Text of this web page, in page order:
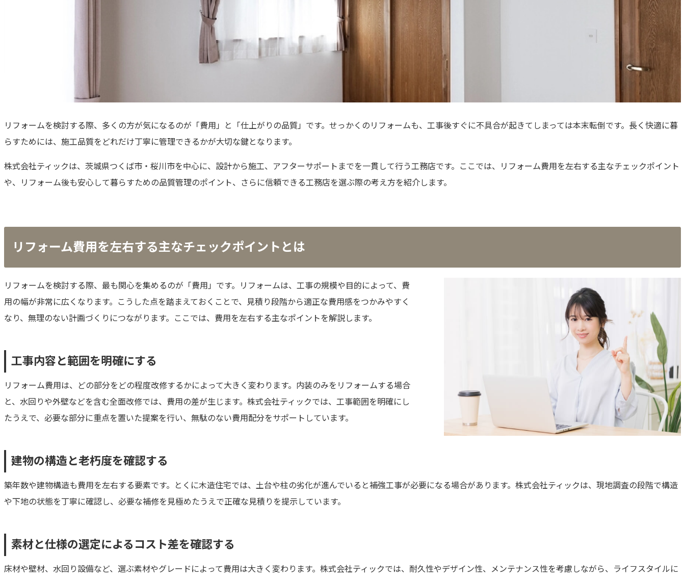
リフォームを検討する際、多くの方が気になるのが「費用」と「仕上がりの品質」です。せっかくのリフォームも、工事後すぐに不具合が起きてしまっては本末転倒です。長く快適に暮
らすためには、施工品質をどれだけ丁寧に管理できるかが大切な鍵となります。
株式会社ティックは、茨城県つくば市・桜川市を中心に、設計から施工、アフターサポートまでを一貫して行う工務店です。ここでは、リフォーム費用を左右する主なチェックポイント
や、リフォーム後も安心して暮らすための品質管理のポイント、さらに信頼できる工務店を選ぶ際の考え方を紹介します。
リフォーム費用を左右する主なチェックポイントとは
リフォームを検討する際、最も関心を集めるのが「費用」です。リフォームは、工事の規模や目的によって、費
用の幅が非常に広くなります。こうした点を踏まえておくことで、見積り段階から適正な費用感をつかみやすく
なり、無理のない計画づくりにつながります。ここでは、費用を左右する主なポイントを解説します。
工事内容と範囲を明確にする
リフォーム費用は、どの部分をどの程度改修するかによって大きく変わります。内装のみをリフォームする場合
と、水回りや外壁などを含む全面改修では、費用の差が生じます。株式会社ティックでは、工事範囲を明確にし
たうえで、必要な部分に重点を置いた提案を行い、無駄のない費用配分をサポートしています。
建物の構造と老朽度を確認する
築年数や建物構造も費用を左右する要素です。とくに木造住宅では、土台や柱の劣化が進んでいると補強工事が必要になる場合があります。株式会社ティックは、現地調査の段階で構造
や下地の状態を丁寧に確認し、必要な補修を見極めたうえで正確な見積りを提示しています。
素材と仕様の選定によるコスト差を確認する
床材や壁材、水回り設備など、選ぶ素材やグレードによって費用は大きく変わります。株式会社ティックでは、耐久性やデザイン性、メンテナンス性を考慮しながら、ライフスタイルに